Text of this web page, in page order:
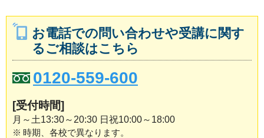
お電話での問い合わせや受講に関す
るご相談はこちら
0120-559-600
[受付時間]
月～土13:30～20:30 日祝10:00～18:00
※ 時期、各校で異なります。